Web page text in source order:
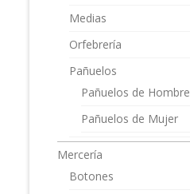
Medias
Orfebrería
Pañuelos
Pañuelos de Hombre
Pañuelos de Mujer
Mercería
Botones